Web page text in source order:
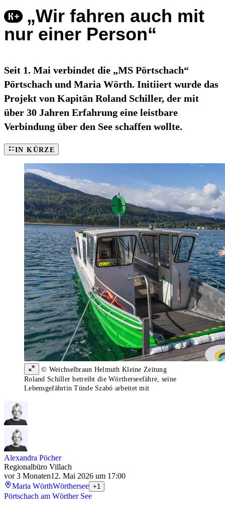
„Wir fahren auch mit
nur einer Person“
Seit 1. Mai verbindet die „MS Pörtschach“
Pörtschach und Maria Wörth. Initiiert wurde das
Projekt von Kapitän Roland Schiller, der mit
über 30 Jahren Erfahrung eine leistbare
Verbindung über den See schaffen wollte.
IN KÜRZE
© Weichselbraun Helmuth Kleine Zeitung
Roland Schiller betreibt die Wörtherseefähre, seine
Lebensgefährtin Tünde Szabó arbeitet mit
Alexandra Pöcher
Regionalbüro Villach
vor 3 Monaten12. Mai 2026 um 17:00
Maria WörthWörthersee +1
Pörtschach am Wörther See